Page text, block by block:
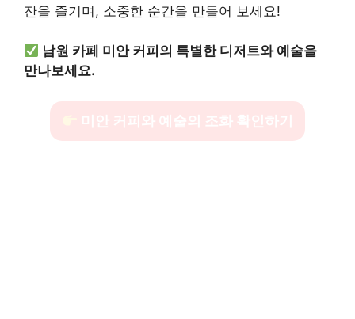
잔을 즐기며, 소중한 순간을 만들어 보세요!
남원 카페 미안 커피의 특별한 디저트와 예술을
만나보세요.
미안 커피와 예술의 조화 확인하기